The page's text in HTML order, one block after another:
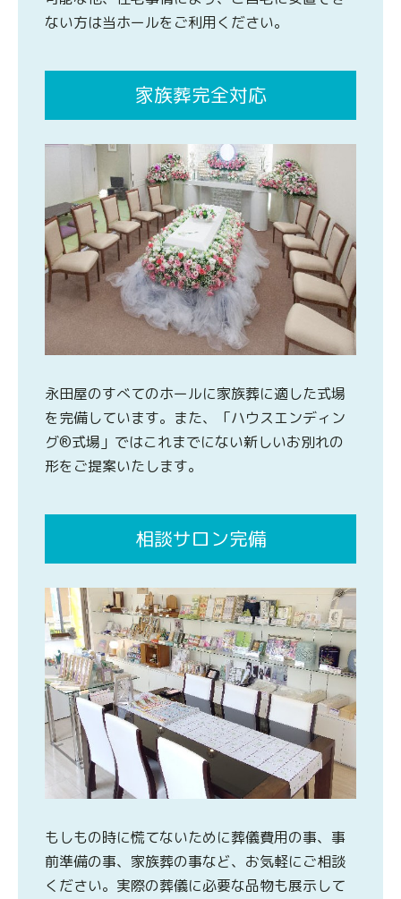
ない方は当ホールをご利用ください。
家族葬完全対応
永田屋のすべてのホールに家族葬に適した式場
を完備しています。また、「ハウスエンディン
グ®式場」ではこれまでにない新しいお別れの
形をご提案いたします。
相談サロン完備
もしもの時に慌てないために葬儀費用の事、事
前準備の事、家族葬の事など、お気軽にご相談
ください。実際の葬儀に必要な品物も展示して